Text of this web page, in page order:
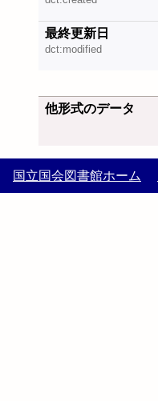
最終更新日
dct:modified
他形式のデータ
国立国会図書館ホーム